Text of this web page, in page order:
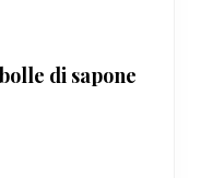
di sapone